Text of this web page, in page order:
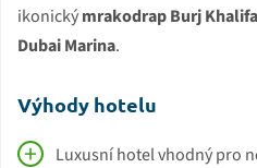
ikonickýmrakodrap Burj Khalifa
Dubai Marina.
Výhody hotelu
Luxusní hotel vhodný pro